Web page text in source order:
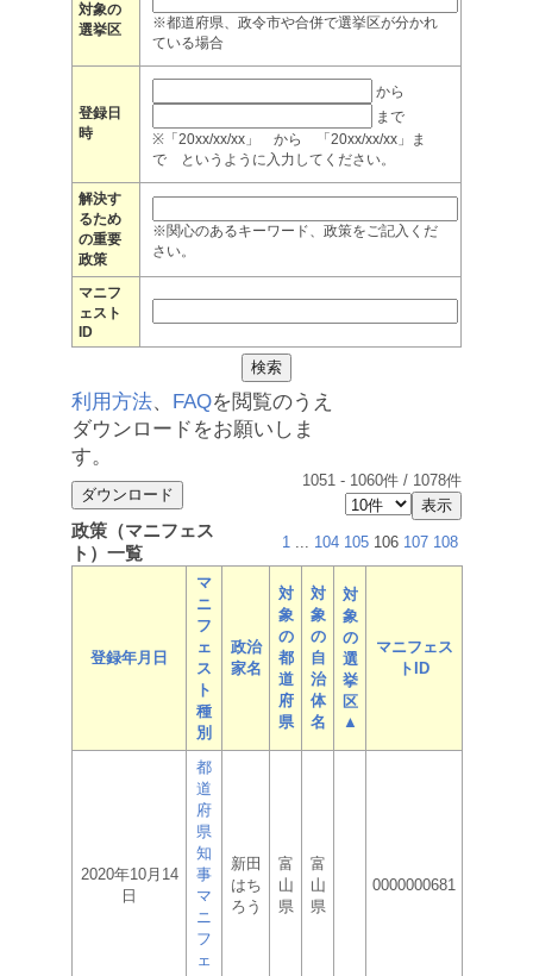
対象の
選挙区
※都道府県、政令市や合併で選挙区が分かれ
ている場合
登録日
時
から
まで
※「20xx/xx/xx」 から 「20xx/xx/xx」ま
で というように入力してください。
解決す
るため
の重要
政策
※関心のあるキーワード、政策をご記入くだ
さい。
マニフ
ェスト
ID
利用方法、 FAQを閲覧のうえ
ダウンロードをお願いしま
す。
1051 - 1060件 / 1078件
政策（マニフェス
ト）一覧
1 ... 104 105 106 107 108
登録年月日
マ
ニ
フ
ェ
ス
ト
種
別
政治
家名
対
象
の
都
道
府
県
対
象
の
自
治
体
名
対
象
の
選
挙
区
▲
マニフェス
トID
2020年10月14
日
都
道
府
県
知
事
マ
ニ
フ
ェ
新田
はち
ろう
富
山
県
富
山
県
0000000681